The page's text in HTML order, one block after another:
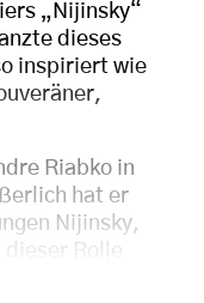
„Nijinsky“
dieses
inspiriert wie
Riabko in
hat er
Nijinsky,
Rolle